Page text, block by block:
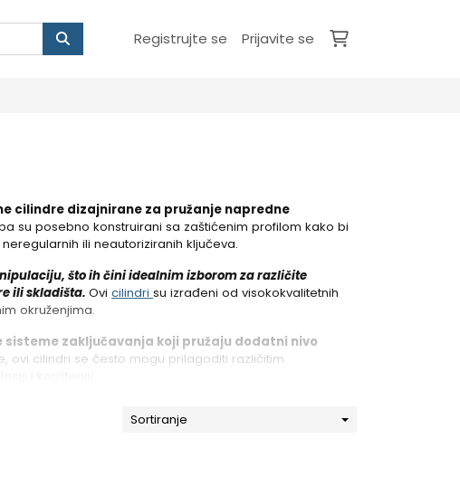
Registrujte se Prijavite se
cilindre dizajnirane za pružanje napredne
su posebno konstruirani sa zaštićenim profilom kako bi
ili neautoriziranih ključeva.
što ih čini idealnim izborom za različite
ili skladišta. Ovi cilindri su izrađeni od visokokvalitetnih
okruženjima.
zaključavanja koji pružaju dodatni nivo
ovi cilindri se često mogu prilagoditi različitim
Sortiranje